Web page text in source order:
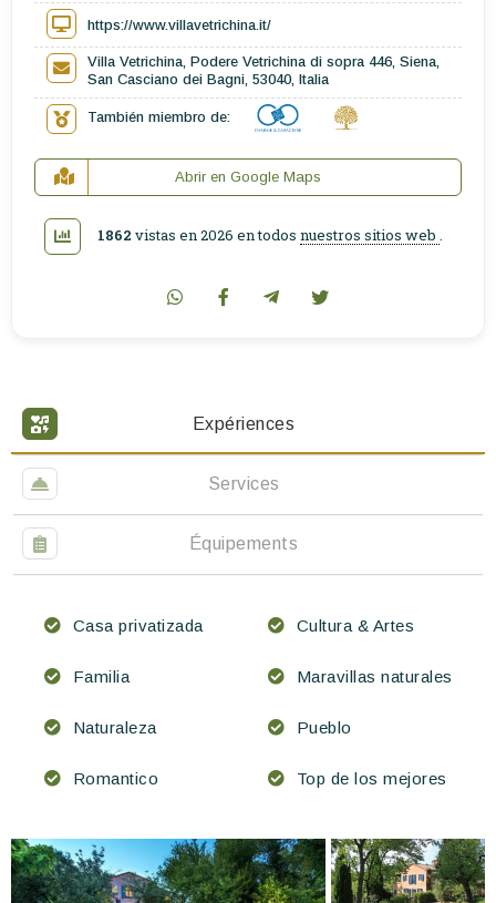
Expériences
Services
Équipements
Casa privatizada Cultura & Artes
Familia Maravillas naturales
Naturaleza Pueblo
Romantico Top de los mejores
https://www.villavetrichina.it/
Villa Vetrichina, Podere Vetrichina di sopra 446, Siena,
San Casciano dei Bagni, 53040, Italia
También miembro de:
Abrir en Google Maps
1862 vistas en 2026 en todos nuestros sitios web